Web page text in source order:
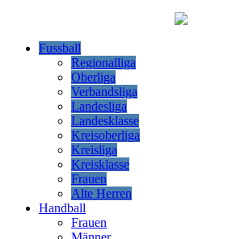
Fussball
Regionalliga
Oberliga
Verbandsliga
Landesliga
Landesklasse
Kreisoberliga
Kreisliga
Kreisklasse
Frauen
Alte Herren
Handball
Frauen